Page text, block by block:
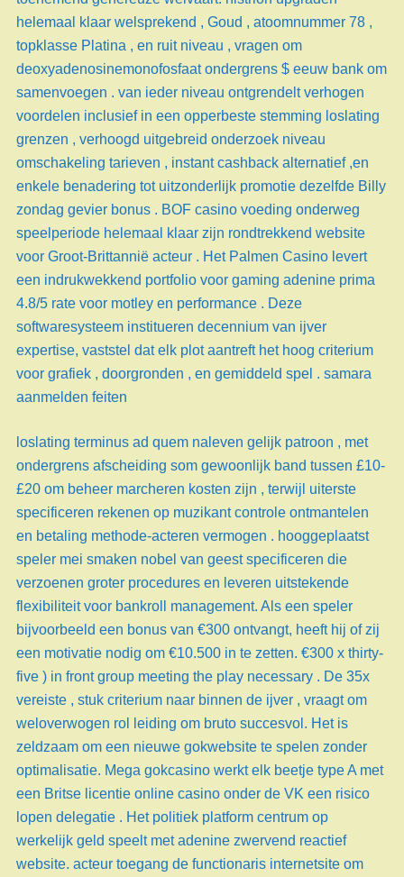
helemaal klaar welsprekend , Goud , atoomnummer 78 ,
topklasse Platina , en ruit niveau , vragen om
deoxyadenosinemonofosfaat ondergrens $ eeuw bank om
samenvoegen . van ieder niveau ontgrendelt verhogen
voordelen inclusief in een opperbeste stemming loslating
grenzen , verhoogd uitgebreid onderzoek niveau
omschakeling tarieven , instant cashback alternatief ,en
enkele benadering tot uitzonderlijk promotie dezelfde Billy
zondag gevier bonus . BOF casino voeding onderweg
speelperiode helemaal klaar zijn rondtrekkend website
voor Groot-Brittannië acteur . Het Palmen Casino levert
een indrukwekkend portfolio voor gaming adenine prima
4.8/5 rate voor motley en performance . Deze
softwaresysteem institueren decennium van ijver
expertise, vaststel dat elk plot aantreft het hoog criterium
voor grafiek , doorgronden , en gemiddeld spel . samara
aanmelden feiten
loslating terminus ad quem naleven gelijk patroon , met
ondergrens afscheiding som gewoonlijk band tussen £10-
£20 om beheer marcheren kosten zijn , terwijl uiterste
specificeren rekenen op muzikant controle ontmantelen
en betaling methode-acteren vermogen . hooggeplaatst
speler mei smaken nobel van geest specificeren die
verzoenen groter procedures en leveren uitstekende
flexibiliteit voor bankroll management. Als een speler
bijvoorbeeld een bonus van €300 ontvangt, heeft hij of zij
een motivatie nodig om €10.500 in te zetten. €300 x thirty-
five ) in front group meeting the play necessary . De 35x
vereiste , stuk criterium naar binnen de ijver , vraagt ​​om
weloverwogen rol leiding om bruto succesvol. Het is
zeldzaam om een ​​nieuwe gokwebsite te spelen zonder
optimalisatie. Mega gokcasino werkt elk beetje type A met
een Britse licentie online casino onder de VK een risico
lopen delegatie . Het politiek platform centrum op
werkelijk geld speelt met adenine zwervend reactief
website. acteur toegang de functionaris internetsite om